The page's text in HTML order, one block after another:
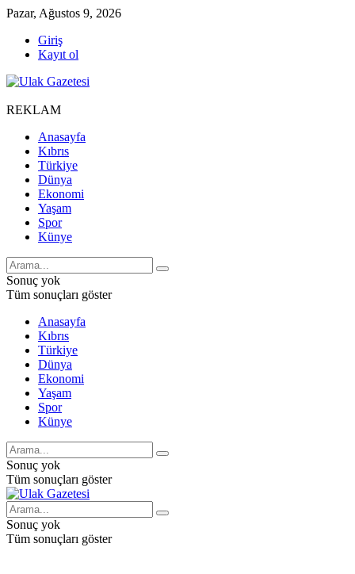
Pazar, Ağustos 9, 2026
Giriş
Kayıt ol
REKLAM
Anasayfa
Kıbrıs
Türkiye
Dünya
Ekonomi
Yaşam
Spor
Künye
Sonuç yok
Tüm sonuçları göster
Anasayfa
Kıbrıs
Türkiye
Dünya
Ekonomi
Yaşam
Spor
Künye
Sonuç yok
Tüm sonuçları göster
Sonuç yok
Tüm sonuçları göster